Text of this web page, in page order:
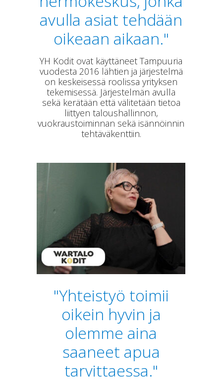
avulla asiat tehdään
oikeaan aikaan."
YH Kodit ovat käyttäneet Tampuuria
vuodesta 2016 lähtien ja järjestelmä
on keskeisessä roolissa yrityksen
tekemisessä. Järjestelmän avulla
sekä kerätään että välitetään tietoa
liittyen taloushallinnon,
vuokraustoiminnan sekä isännöinnin
tehtäväkenttiin.
"Yhteistyö toimii
oikein hyvin ja
olemme aina
saaneet apua
tarvittaessa."